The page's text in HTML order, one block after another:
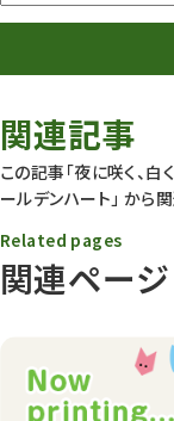
動物園
動物園長のZooコラム
動物園その他
植物園長の庭
関連記事
この記事「夜に咲く、
ールデンハート」 から
関連ページ
Related pages